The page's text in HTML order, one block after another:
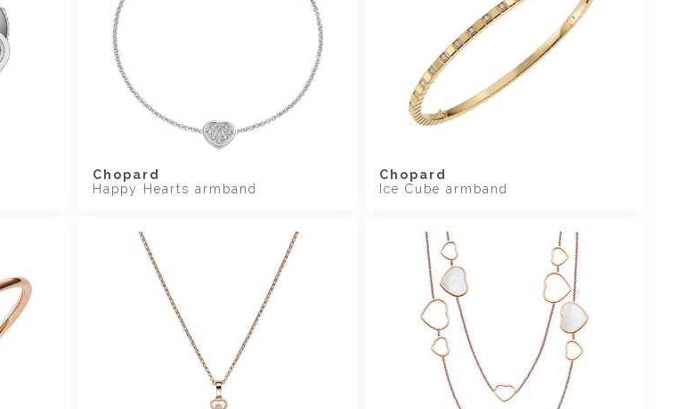
Chopard
Happy Hearts armband
Chopard
Ice Cube armband